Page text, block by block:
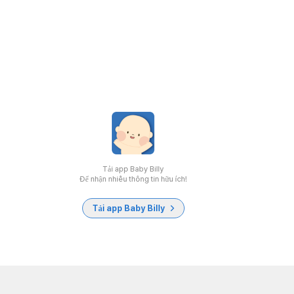
Tải app Baby Billy
Để nhận nhiều thông tin hữu ích!
Tải app Baby Billy